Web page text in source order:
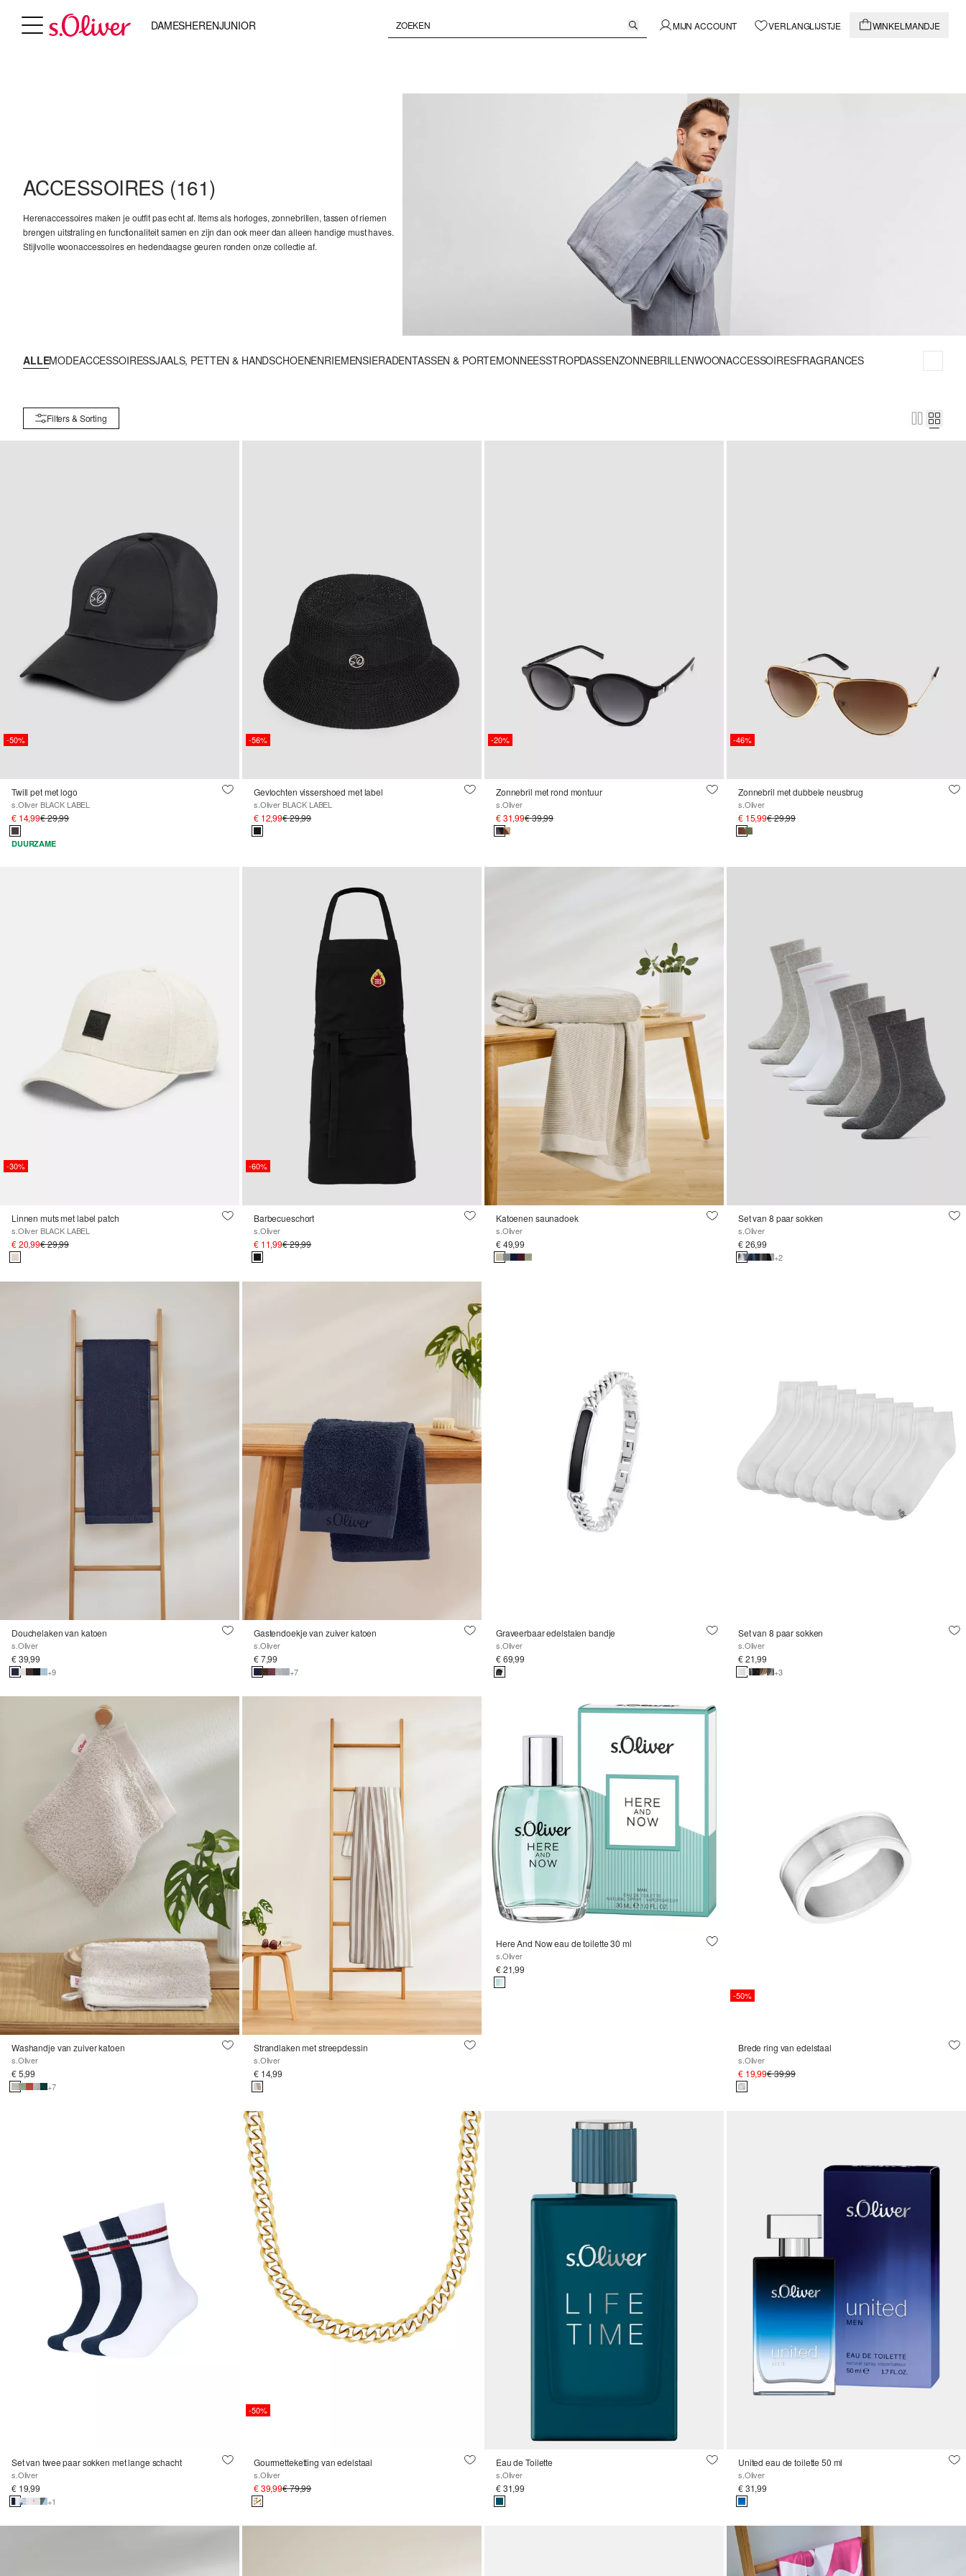
DAMESHERENJUNIOR MIJN ACCOUNT VERLANGLIJSTJE WINKELMANDJE
ACCESSOIRES (161)
Herenaccessoires maken je outfit pas echt af. Items als horloges, zonnebrillen, tassen of riemen
brengen uitstraling en functionaliteit samen en zijn dan ook meer dan alleen handige must haves.
Stijlvolle woonaccessoires en hedendaagse geuren ronden onze collectie af.
ALLEMODEACCESSOIRESSJAALS, PETTEN & HANDSCHOENENRIEMENSIERADENTASSEN & PORTEMONNEESSTROPDASSENZONNEBRILLENWOONACCESSOIRESFRAGRANCES
Filters & Sorting
-50%
Twill pet met logo
s.Oliver BLACK LABEL
€ 14,99€ 29,99
DUURZAME
-56%
Gevlochten vissershoed met label
s.Oliver BLACK LABEL
€ 12,99€ 29,99
-20%
Zonnebril met rond montuur
s.Oliver
€ 31,99€ 39,99
-46%
Zonnebril met dubbele neusbrug
s.Oliver
€ 15,99€ 29,99
-30%
Linnen muts met label patch
s.Oliver BLACK LABEL
€ 20,99€ 29,99
-60%
Barbecueschort
s.Oliver
€ 11,99€ 29,99
Katoenen saunadoek
s.Oliver
€ 49,99
Set van 8 paar sokken
s.Oliver
€ 26,99
+2
Douchelaken van katoen
s.Oliver
€ 39,99
+9
Gastendoekje van zuiver katoen
s.Oliver
€ 7,99
+7
Graveerbaar edelstalen bandje
s.Oliver
€ 69,99
Set van 8 paar sokken
s.Oliver
€ 21,99
+3
Washandje van zuiver katoen
s.Oliver
€ 5,99
+7
Strandlaken met streepdessin
s.Oliver
€ 14,99
Here And Now eau de toilette 30 ml
s.Oliver
€ 21,99
-50%
Brede ring van edelstaal
s.Oliver
€ 19,99€ 39,99
Set van twee paar sokken met lange schacht
s.Oliver
€ 19,99
+1
-50%
Gourmetteketting van edelstaal
s.Oliver
€ 39,99€ 79,99
Eau de Toilette
s.Oliver
€ 31,99
United eau de toilette 50 ml
s.Oliver
€ 31,99